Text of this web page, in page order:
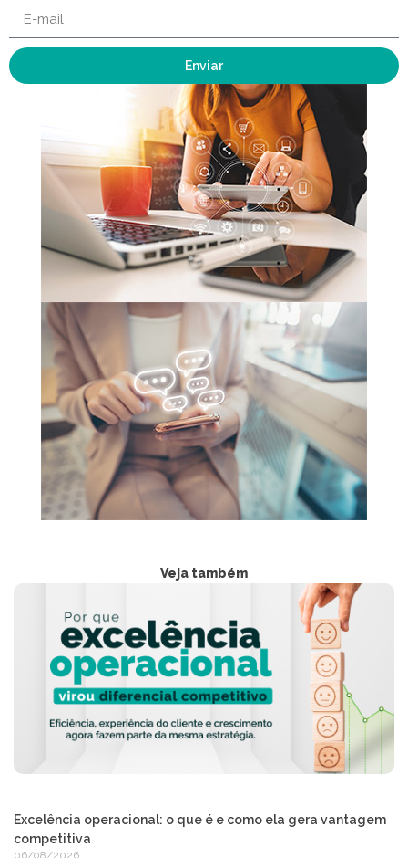
Enviar
Veja também
Excelência operacional: o que é e como ela gera vantagem
competitiva